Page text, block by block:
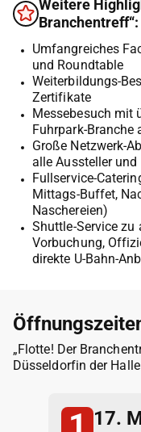
Weitere
Branchentreff“:
Umfangreiches
und Roundtable
Weiterbildungs-
Zertifikate
Messebesuch mit
Fuhrpark-Branche
Große Netzwerk-
alle Aussteller
Fullservice-
Mittags-Buffet,
Naschereien)
Shuttle-Service zu
Vorbuchung,
direkte U-Bahn-
„Flotte! Der
Düsseldorfin der
17.